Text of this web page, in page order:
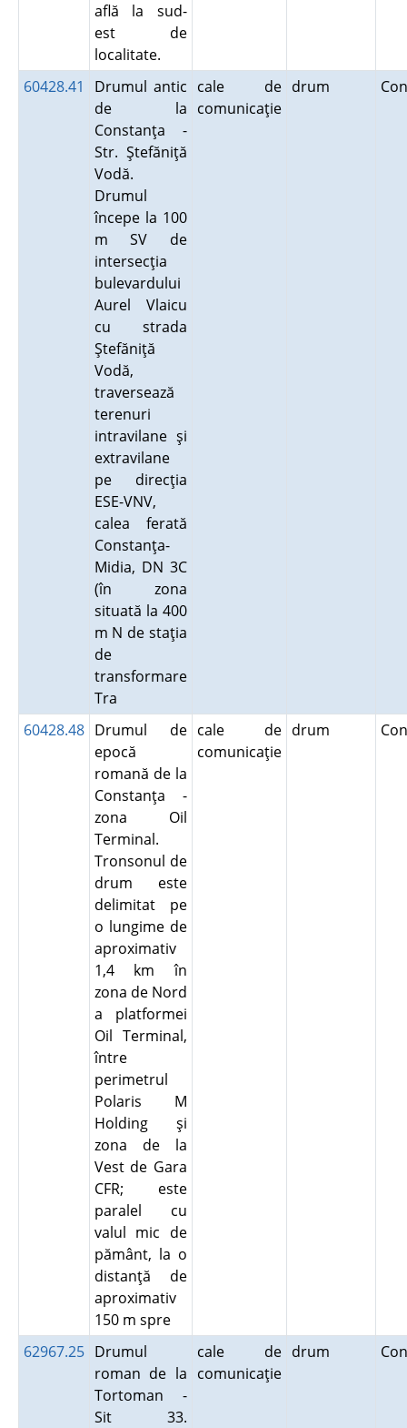
află la sud-
est de
localitate.
60428.41
Drumul antic
de la
Constanţa -
Str. Ştefăniţă
Vodă.
Drumul
începe la 100
m SV de
intersecţia
bulevardului
Aurel Vlaicu
cu strada
Ştefăniţă
Vodă,
traversează
terenuri
intravilane şi
extravilane
pe direcţia
ESE-VNV,
calea ferată
Constanţa-
Midia, DN 3C
(în zona
situată la 400
m N de staţia
de
transformare
Tra
cale de
comunicaţie
drum
60428.48 Drumul de
epocă
romană de la
Constanţa -
zona Oil
Terminal.
Tronsonul de
drum este
delimitat pe
o lungime de
aproximativ
1,4 km în
zona de Nord
a platformei
Oil Terminal,
între
perimetrul
Polaris M
Holding şi
zona de la
Vest de Gara
CFR; este
paralel cu
valul mic de
pământ, la o
distanţă de
aproximativ
150 m spre
cale de
comunicaţie
drum
62967.25 Drumul
roman de la
Tortoman -
Sit 33.
cale de
comunicaţie
drum